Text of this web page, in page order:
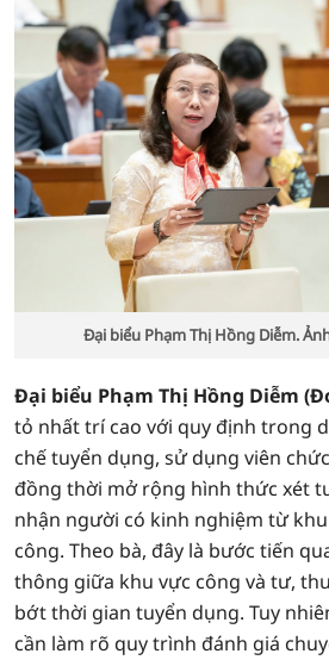
Đại biểu Phạm Thị Hồng Diễm.
Đại biểu Phạm Thị Hồng Diễm
tỏ nhất trí cao với quy định trong
chế tuyển dụng, sử dụng viên
đồng thời mở rộng hình thức xét
nhận người có kinh nghiệm từ
công. Theo bà, đây là bước tiến
thông giữa khu vực công và tư,
bớt thời gian tuyển dụng. Tuy
cần làm rõ quy trình đánh giá